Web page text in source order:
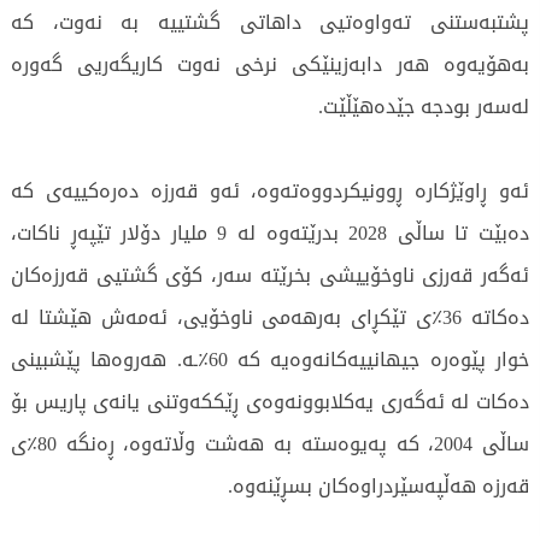
پشتبەستنی تەواوەتیی داهاتی گشتییە بە نەوت، کە
بەهۆیەوە هەر دابەزینێکی نرخی نەوت کاریگەریی گەورە
لەسەر بودجە جێدەهێڵێت.
ئەو ڕاوێژکارە ڕوونیکردووەتەوە، ئەو قەرزە دەرەکییەی کە
دەبێت تا ساڵی 2028 بدرێتەوە لە 9 ملیار دۆلار تێپەڕ ناکات،
ئەگەر قەرزی ناوخۆییشی بخرێتە سەر، کۆی گشتیی قەرزەکان
دەکاتە 36٪ی تێکڕای بەرهەمی ناوخۆیی، ئەمەش هێشتا لە
خوار پێوەرە جیهانییەکانەوەیە کە 60٪ـە. هەروەها پێشبینی
دەکات لە ئەگەری یەکلابوونەوەی ڕێککەوتنی یانەی پاریس بۆ
ساڵی 2004، کە پەیوەستە بە هەشت وڵاتەوە، ڕەنگە 80٪ی
قەرزە هەڵپەسێردراوەکان بسڕێنەوە.